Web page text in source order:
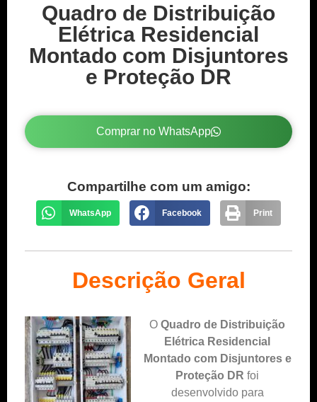
Quadro de Distribuição
Elétrica Residencial
Montado com Disjuntores
e Proteção DR
Comprar no WhatsApp
Compartilhe com um amigo:
WhatsApp Facebook Print
Descrição Geral
O Quadro de Distribuição
Elétrica Residencial
Montado com Disjuntores e
Proteção DR foi
desenvolvido para